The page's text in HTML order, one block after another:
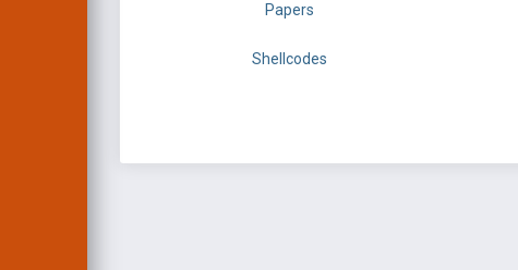
Papers
Shellcodes